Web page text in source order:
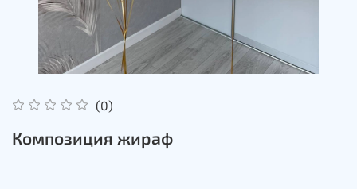
(0)
Композиция жираф